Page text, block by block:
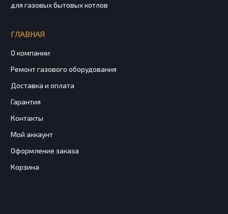
для газовых бытовых котлов
ГЛАВНАЯ
О компании
Ремонт газового оборудования
Доставка и оплата
Гарантия
Контакты
Мой аккаунт
Оформление заказа
Корзина